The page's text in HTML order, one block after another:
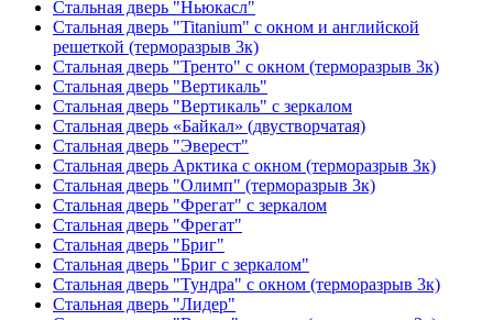
Стальная дверь "Ньюкасл"
Стальная дверь "Titanium" с окном и английской
решеткой (терморазрыв 3к)
Стальная дверь "Тренто" с окном (терморазрыв 3к)
Стальная дверь "Вертикаль"
Стальная дверь "Вертикаль" с зеркалом
Стальная дверь «Байкал» (двустворчатая)
Стальная дверь "Эверест"
Стальная дверь Арктика с окном (терморазрыв 3к)
Стальная дверь "Олимп" (терморазрыв 3к)
Стальная дверь "Фрегат" с зеркалом
Стальная дверь "Фрегат"
Стальная дверь "Бриг"
Стальная дверь "Бриг с зеркалом"
Стальная дверь "Тундра" с окном (терморазрыв 3к)
Стальная дверь "Лидер"